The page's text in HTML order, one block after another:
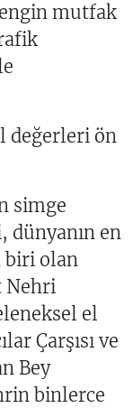
mutfak
değerleri ön
simge
dünyanın en
biri olan
Nehri
el
Çarşısı ve
Bey
binlerce